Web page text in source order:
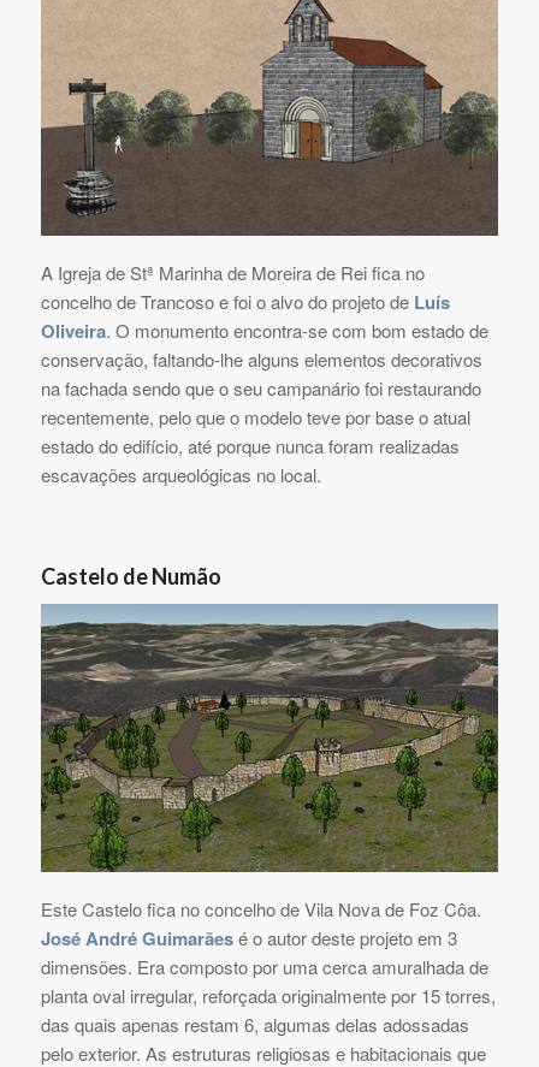
A Igreja de Stª Marinha de Moreira de Rei fica no
concelho de Trancoso e foi o alvo do projeto de Luís
Oliveira. O monumento encontra-se com bom estado de
conservação, faltando-lhe alguns elementos decorativos
na fachada sendo que o seu campanário foi restaurando
recentemente, pelo que o modelo teve por base o atual
estado do edifício, até porque nunca foram realizadas
escavações arqueológicas no local.
Castelo de Numão
Este Castelo fica no concelho de Vila Nova de Foz Côa.
José André Guimarãesé o autor deste projeto em 3
dimensões. Era composto por uma cerca amuralhada de
planta oval irregular, reforçada originalmente por 15 torres,
das quais apenas restam 6, algumas delas adossadas
pelo exterior. As estruturas religiosas e habitacionais que